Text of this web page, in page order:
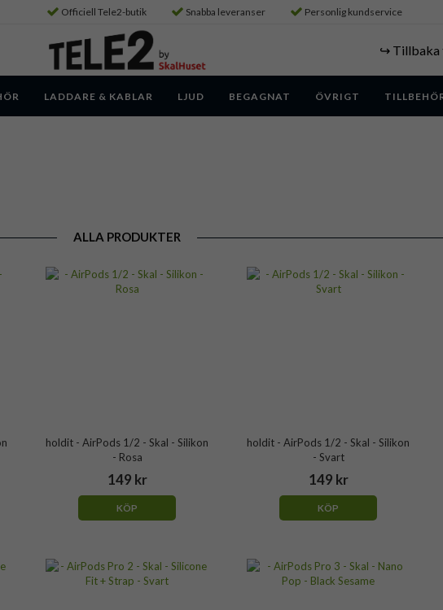
Officiell Tele2-butik Snabba leveranser Personlig kundservice
↪️ Tillbaka
LADDARE & KABLAR LJUD BEGAGNAT ÖVRIGT
ALLA PRODUKTER
holdit - AirPods 1/2 - Skal - Silikon
- Rosa
149 kr
KÖP
holdit - AirPods 1/2 - Skal - Silikon
- Svart
149 kr
KÖP